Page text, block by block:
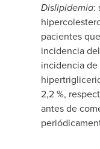
Dislipidemia:
pacientes
incidencia
incidencia
2,2 %,
antes de